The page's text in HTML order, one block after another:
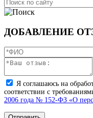
ДОБАВЛЕНИЕ
Я соглашаюсь на
соответствии с
2006 года № 152-ФЗ «О